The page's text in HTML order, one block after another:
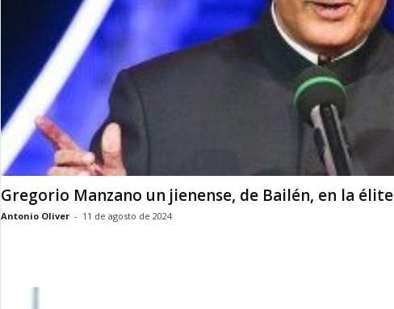
Gregorio Manzano un jienense, de Bailén, en la élite
Antonio Oliver - 11 de agosto de 2024